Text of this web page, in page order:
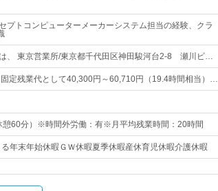
プトコンピューターメーカーシステム担当の経験、クラ
、 東京営業所/東京都千代田区神田駿河台2-8 瀬川ビ…
定残業代として40,300円～60,710円（19.4時間相当）…
憩60分）※時間外労働：有※月平均残業時間：20時間
年末年始休暇ＧＷ休暇夏季休暇産休育児休暇介護休暇